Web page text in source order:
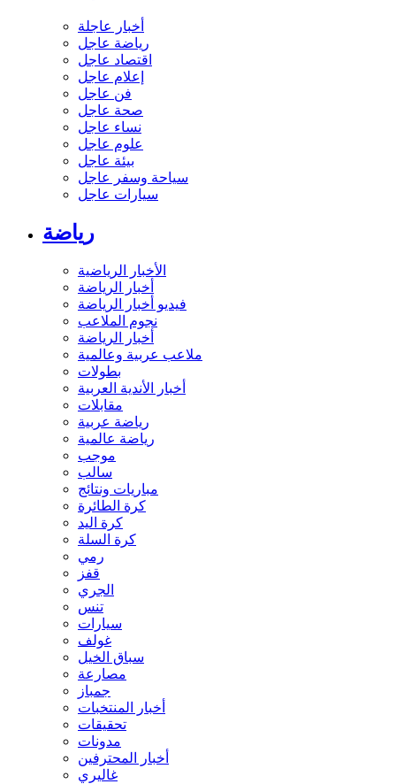
أخبار عاجلة
رياضة عاجل
اقتصاد عاجل
إعلام عاجل
فن عاجل
صحة عاجل
نساء عاجل
علوم عاجل
بيئة عاجل
سياحة وسفر عاجل
سيارات عاجل
رياضة
الأخبار الرياضية
أخبار الرياضة
فيديو أخبار الرياضة
نجوم الملاعب
أخبار الرياضة
ملاعب عربية وعالمية
بطولات
أخبار الأندية العربية
مقابلات
رياضة عربية
رياضة عالمية
موجب
سالب
مباريات ونتائج
كرة الطائرة
كرة اليد
كرة السلة
رمي
قفز
الجري
تنس
سيارات
غولف
سباق الخيل
مصارعة
جمباز
أخبار المنتخبات
تحقيقات
مدونات
أخبار المحترفين
غاليري